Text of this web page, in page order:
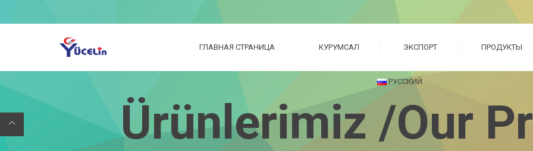
ГЛАВНАЯ СТРАНИЦА КУРУМСАЛ ЭКСПОРТ ПРОДУКТЫ
РУССКИЙ
Ürünlerimiz /Our